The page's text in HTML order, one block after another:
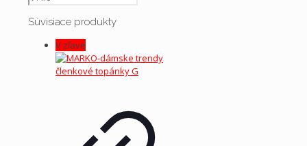
Súvisiace produkty
V zľave